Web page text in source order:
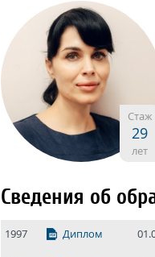
Стаж
29
лет
Сведения об
1997 Диплом